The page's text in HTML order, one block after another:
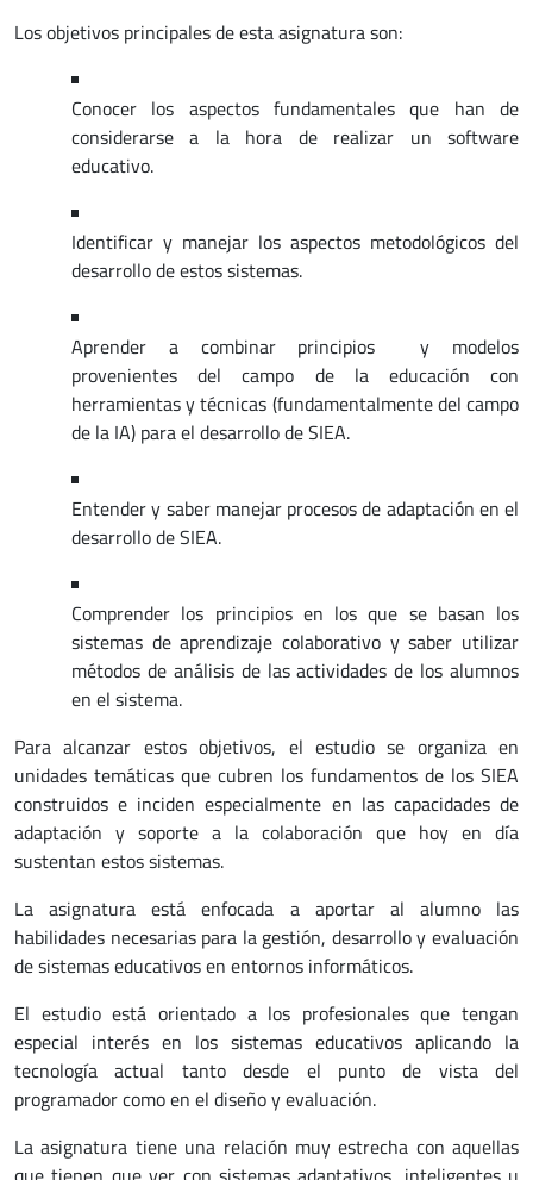
Los objetivos principales de esta asignatura son:
Conocer los aspectos fundamentales que han de
considerarse a la hora de realizar un software
educativo.
Identificar y manejar los aspectos metodológicos del
desarrollo de estos sistemas.
Aprender a combinar principios y modelos
provenientes del campo de la educación con
herramientas y técnicas (fundamentalmente del campo
de la IA) para el desarrollo de SIEA.
Entender y saber manejar procesos de adaptación en el
desarrollo de SIEA.
Comprender los principios en los que se basan los
sistemas de aprendizaje colaborativo y saber utilizar
métodos de análisis de las actividades de los alumnos
en el sistema.
Para alcanzar estos objetivos, el estudio se organiza en
unidades temáticas que cubren los fundamentos de los SIEA
construidos e inciden especialmente en las capacidades de
adaptación y soporte a la colaboración que hoy en día
sustentan estos sistemas.
La asignatura está enfocada a aportar al alumno las
habilidades necesarias para la gestión, desarrollo y evaluación
de sistemas educativos en entornos informáticos.
El estudio está orientado a los profesionales que tengan
especial interés en los sistemas educativos aplicando la
tecnología actual tanto desde el punto de vista del
programador como en el diseño y evaluación.
La asignatura tiene una relación muy estrecha con aquellas